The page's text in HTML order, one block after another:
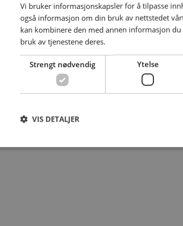
Årsergnskap,
aksjonærregisteroppgave & skatt
Lønn - uansett antall ansatte
Bokføring - uansett antall bilag
Ingen oppstartsgebyr
Vi bruker informasjonskapsler for å tilpasse
også informasjon om din bruk av nettstedet
kan kombinere den med annen informasjon
bruk av tjenestene deres.
Strengt nødvendig Ytelse
VIS DETALJER